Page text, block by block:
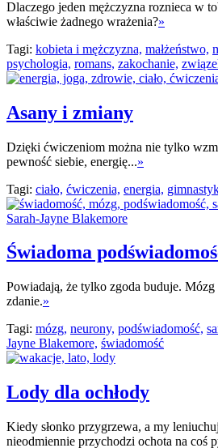
Dlaczego jeden mężczyzna roznieca w
właściwie żadnego wrażenia?»
Tagi: kobieta i mężczyzna, małżeństwo,
psychologia, romans, zakochanie,
Asany i zmiany
Dzięki ćwiczeniom można nie tylko
pewność siebie, energię...»
Tagi: ciało, ćwiczenia, energia,
Świadoma
Powiadają, że tylko zgoda buduje. Mózg
zdanie.»
Tagi: mózg, neurony, podświadomość,
Jayne Blakemore, świadomość
Lody dla ochłody
Kiedy słonko przygrzewa, a my
nieodmiennie przychodzi ochota na coś